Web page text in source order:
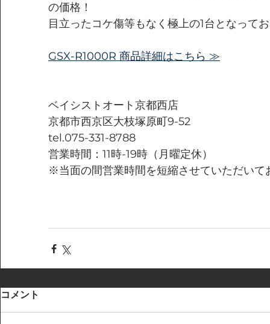
の価格！
目立ったコケ傷等もなく極上の1台となって
GSX-R1000R 商品詳細はこちら ≫
ベイシストオート京都西店
京都市西京区大枝塚原町9-52
tel.075-331-8788
営業時間：11時-19時（月曜定休）
※当面の間営業時間を短縮させていただいて
コメント